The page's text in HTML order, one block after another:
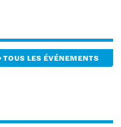
TOUS LES ÉVÉNEMENTS